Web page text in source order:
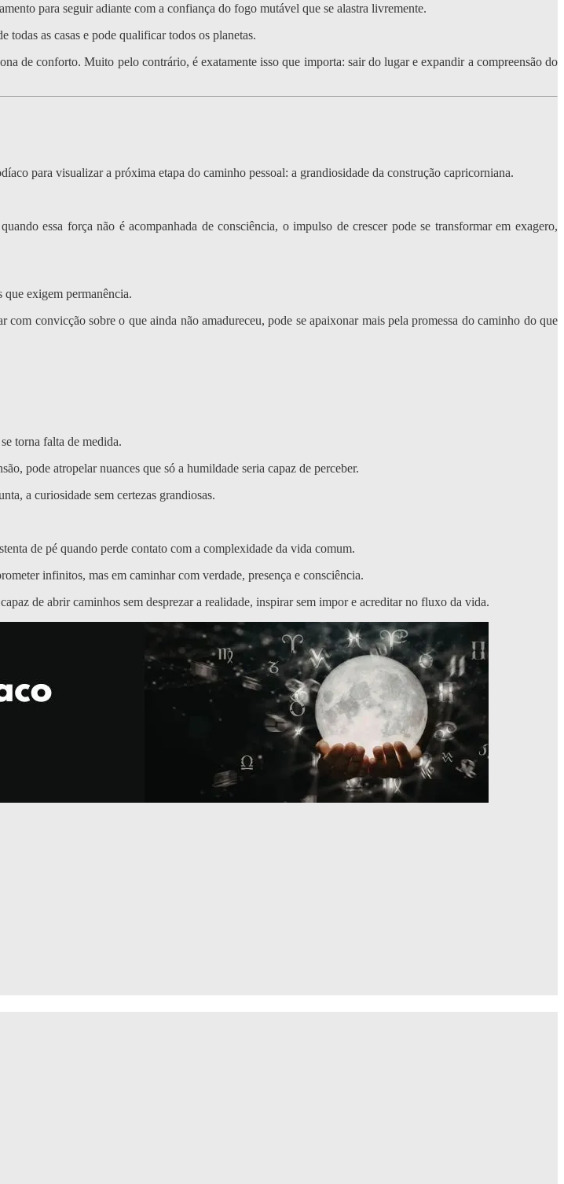
para seguir adiante com a confiança do fogo mutável que se alastra livremente.
todas as casas e pode qualificar todos os planetas.
de conforto. Muito pelo contrário, é exatamente isso que importa: sair do lugar e expandir a compreensão do
para visualizar a próxima etapa do caminho pessoal: a grandiosidade da construção capricorniana.
essa força não é acompanhada de consciência, o impulso de crescer pode se transformar em exagero,
exigem permanência.
convicção sobre o que ainda não amadureceu, pode se apaixonar mais pela promessa do caminho do que
torna falta de medida.
pode atropelar nuances que só a humildade seria capaz de perceber.
a curiosidade sem certezas grandiosas.
de pé quando perde contato com a complexidade da vida comum.
infinitos, mas em caminhar com verdade, presença e consciência.
de abrir caminhos sem desprezar a realidade, inspirar sem impor e acreditar no fluxo da vida.